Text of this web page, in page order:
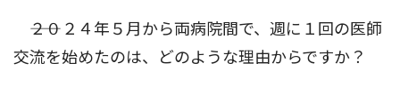
――２０２４年５月から両病院間で、週に１回の医師
交流を始めたのは、どのような理由からですか？